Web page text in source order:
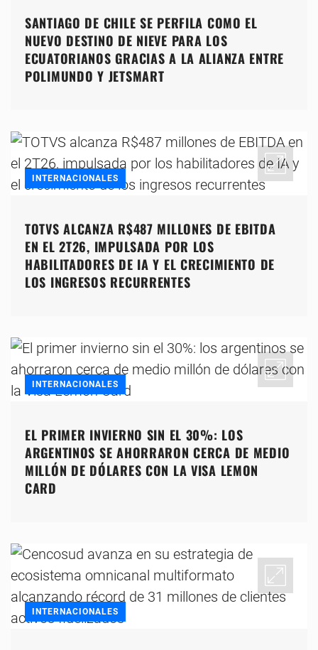
SANTIAGO DE CHILE SE PERFILA COMO EL
NUEVO DESTINO DE NIEVE PARA LOS
ECUATORIANOS GRACIAS A LA ALIANZA ENTRE
POLIMUNDO Y JETSMART
INTERNACIONALES
TOTVS ALCANZA R$487 MILLONES DE EBITDA
EN EL 2T26, IMPULSADA POR LOS
HABILITADORES DE IA Y EL CRECIMIENTO DE
LOS INGRESOS RECURRENTES
INTERNACIONALES
EL PRIMER INVIERNO SIN EL 30%: LOS
ARGENTINOS SE AHORRARON CERCA DE MEDIO
MILLÓN DE DÓLARES CON LA VISA LEMON
CARD
INTERNACIONALES